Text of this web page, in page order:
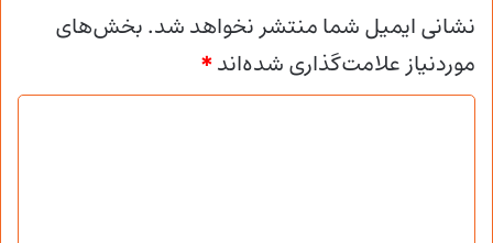
نشانی ایمیل شما منتشر نخواهد شد.بخش‌های
موردنیاز علامت‌گذاری شده‌اند*
د